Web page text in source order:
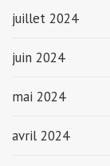
juillet 2024
juin 2024
mai 2024
avril 2024